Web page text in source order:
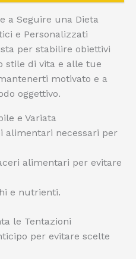
a Seguire una Dieta
e Personalizzati
per stabilire obiettivi
stile di vita e alle tue
motivato e a
oggettivo.
e Variata
necessari per
alimentari per evitare
e nutrienti.
le Tentazioni
per evitare scelte